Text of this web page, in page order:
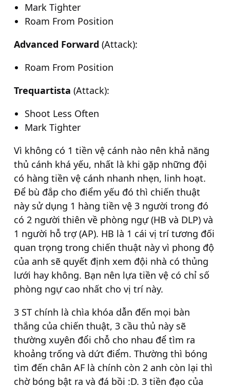
Mark Tighter
Roam From Position
Advanced Forward (Attack):
Roam From Position
Trequartista (Attack):
Shoot Less Often
Mark Tighter
Vì không có 1 tiền vệ cánh nào nên khả năng
thủ cánh khá yếu, nhất là khi gặp những đội
có hàng tiền vệ cánh nhanh nhẹn, linh hoạt.
Để bù đắp cho điểm yếu đó thì chiến thuật
này sử dụng 1 hàng tiền vệ 3 người trong đó
có 2 người thiên về phòng ngự (HB và DLP) và
1 người hỗ trợ (AP). HB là 1 cái vị trí tương đối
quan trọng trong chiến thuật này vì phong độ
của anh sẽ quyết định xem đội nhà có thủng
lưới hay không. Bạn nên lựa tiền vệ có chỉ số
phòng ngự cao nhất cho vị trí này.
3 ST chính là chìa khóa dẫn đến mọi bàn
thắng của chiến thuật, 3 cầu thủ này sẽ
thường xuyên đổi chỗ cho nhau để tìm ra
khoảng trống và dứt điểm. Thường thì bóng
tìm đến chân AF là chính còn 2 anh còn lại thì
chờ bóng bật ra và đá bồi :D. 3 tiền đạo của